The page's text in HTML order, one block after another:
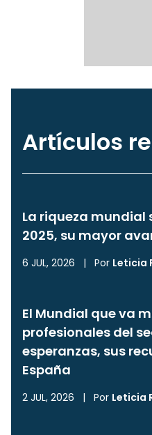
Artículos
La riqueza mundial
2025, su mayor
6 JUL, 2026 | Por Leticia
El Mundial que va
profesionales del
esperanzas, sus
España
2 JUL, 2026 | Por Leticia